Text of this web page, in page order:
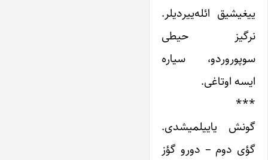
ییغیشیق ائله‌ییردیلر.
نرگیز حیطی
سوپوروردو، سیاره
ایسه اوتاغی.
***
گونش یاییلمیشدی.
گؤی دوم – دورو گؤز